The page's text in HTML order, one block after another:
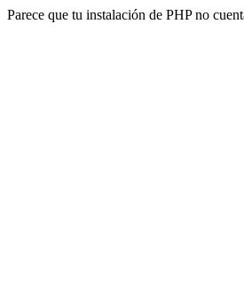
Parece que tu instalación de PHP no